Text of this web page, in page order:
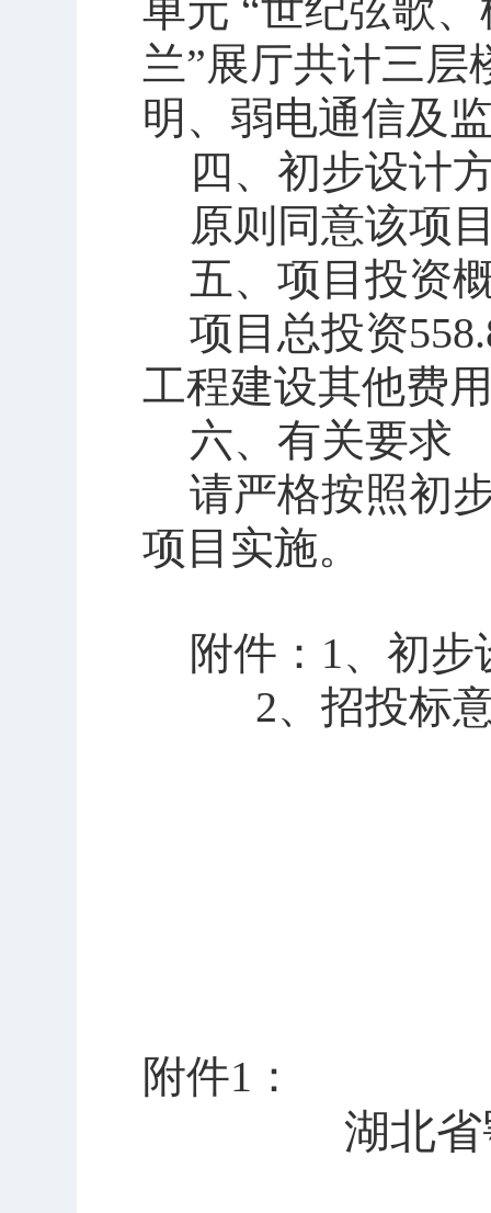
单元 “世纪弦歌
兰”展厅共计三层
明、弱电通信及
四、 初步设计
原则同意该项
五、 项目投资
项目总投资
工程建设其他费
六、有关要求
请严格按照初
项目实施。
附件： 1、 初步
2、招投标
附件1 ：
湖北